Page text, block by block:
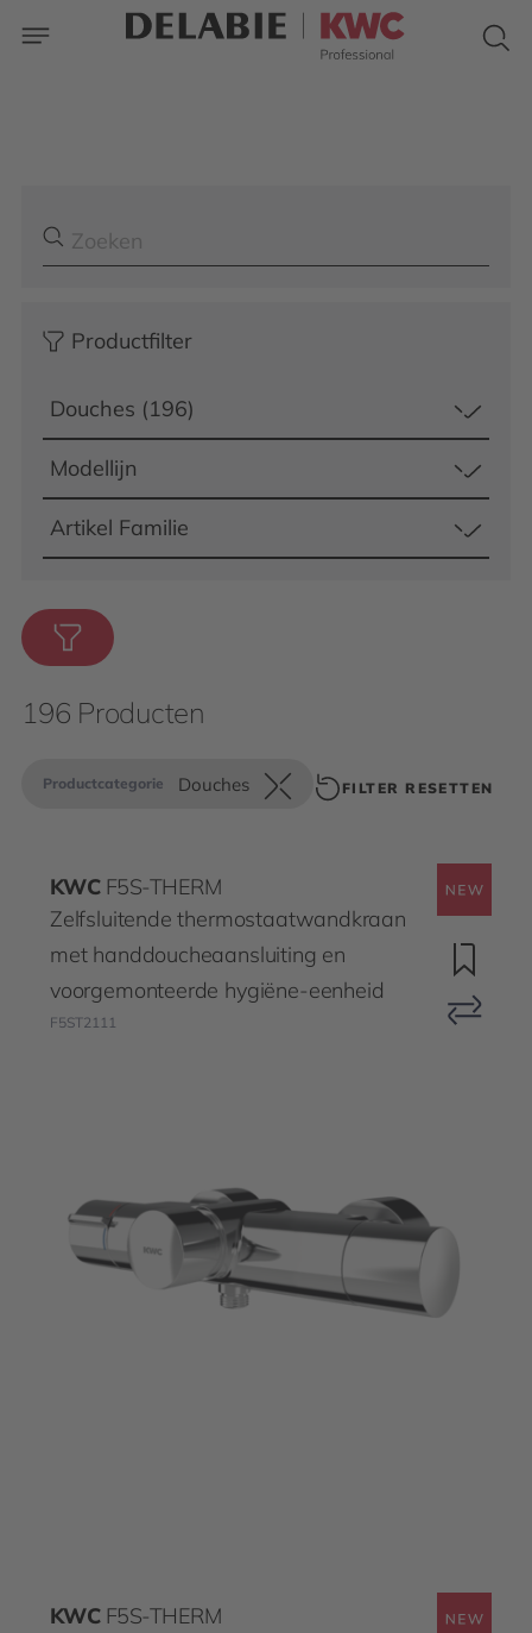
Productfilter
Douches (196)
Modellijn
Artikel Familie
196 Producten
Productcategorie Douches FILTER RESETTEN
KWC F5S-THERM
Zelfsluitende thermostaatwandkraan
met handdoucheaansluiting en
voorgemonteerde hygiëne-eenheid
F5ST2111
KWC F5S-THERM